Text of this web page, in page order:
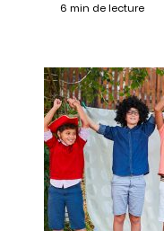
6 min de lecture